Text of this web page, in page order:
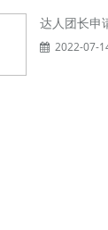
达人团长申
2022-07-